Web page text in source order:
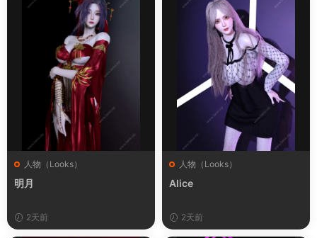
人物（Looks）
明月
2天前
人物（Looks）
Alice
2天前